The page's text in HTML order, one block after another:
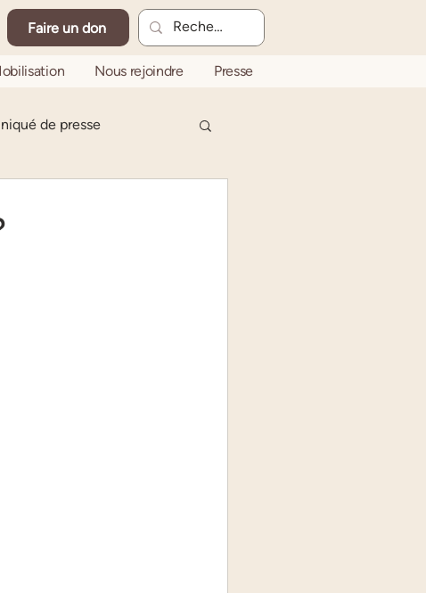
Faire un don
Nous rejoindre Presse
de presse